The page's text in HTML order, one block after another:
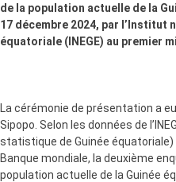
de la population actuelle de la
17 décembre 2024, par
équatoriale (INEGE) au premier
La cérémonie de présentation a
Sipopo. Selon les données de
statistique de Guinée équatoriale)
Banque mondiale, la deuxième
population actuelle de la Guinée